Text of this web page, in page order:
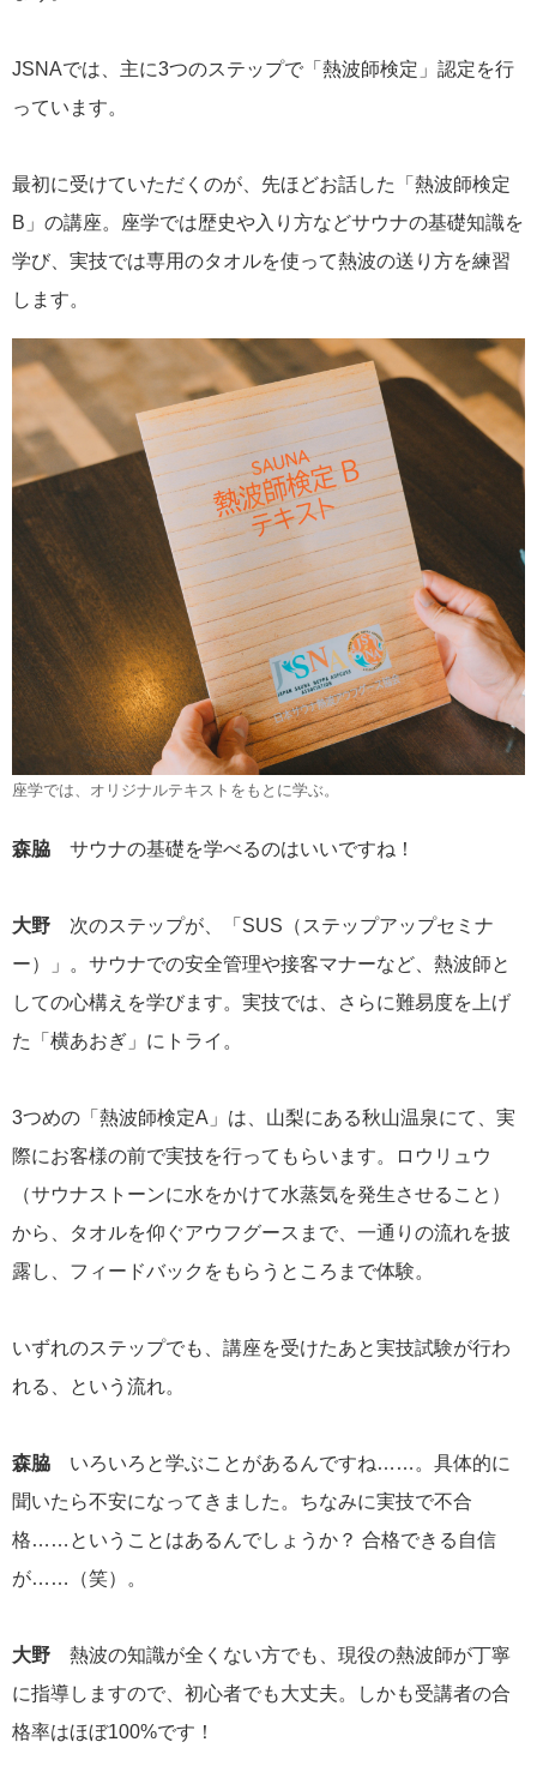
JSNAでは、主に3つのステップで「熱波師検定」認定を行
っています。
最初に受けていただくのが、先ほどお話した「熱波師検定
B」の講座。座学では歴史や入り方などサウナの基礎知識を
学び、実技では専用のタオルを使って熱波の送り方を練習
します。
座学では、オリジナルテキストをもとに学ぶ。
森脇 サウナの基礎を学べるのはいいですね！
大野 次のステップが、「SUS（ステップアップセミナ
ー）」。サウナでの安全管理や接客マナーなど、熱波師と
しての心構えを学びます。実技では、さらに難易度を上げ
た「横あおぎ」にトライ。
3つめの「熱波師検定A」は、山梨にある秋山温泉にて、実
際にお客様の前で実技を行ってもらいます。ロウリュウ
（サウナストーンに水をかけて水蒸気を発生させること）
から、タオルを仰ぐアウフグースまで、一通りの流れを披
露し、フィードバックをもらうところまで体験。
いずれのステップでも、講座を受けたあと実技試験が行わ
れる、という流れ。
森脇 いろいろと学ぶことがあるんですね……。具体的に
聞いたら不安になってきました。ちなみに実技で不合
格……ということはあるんでしょうか？ 合格できる自信
が……（笑）。
大野 熱波の知識が全くない方でも、現役の熱波師が丁寧
に指導しますので、初心者でも大丈夫。しかも受講者の合
格率はほぼ100%です！